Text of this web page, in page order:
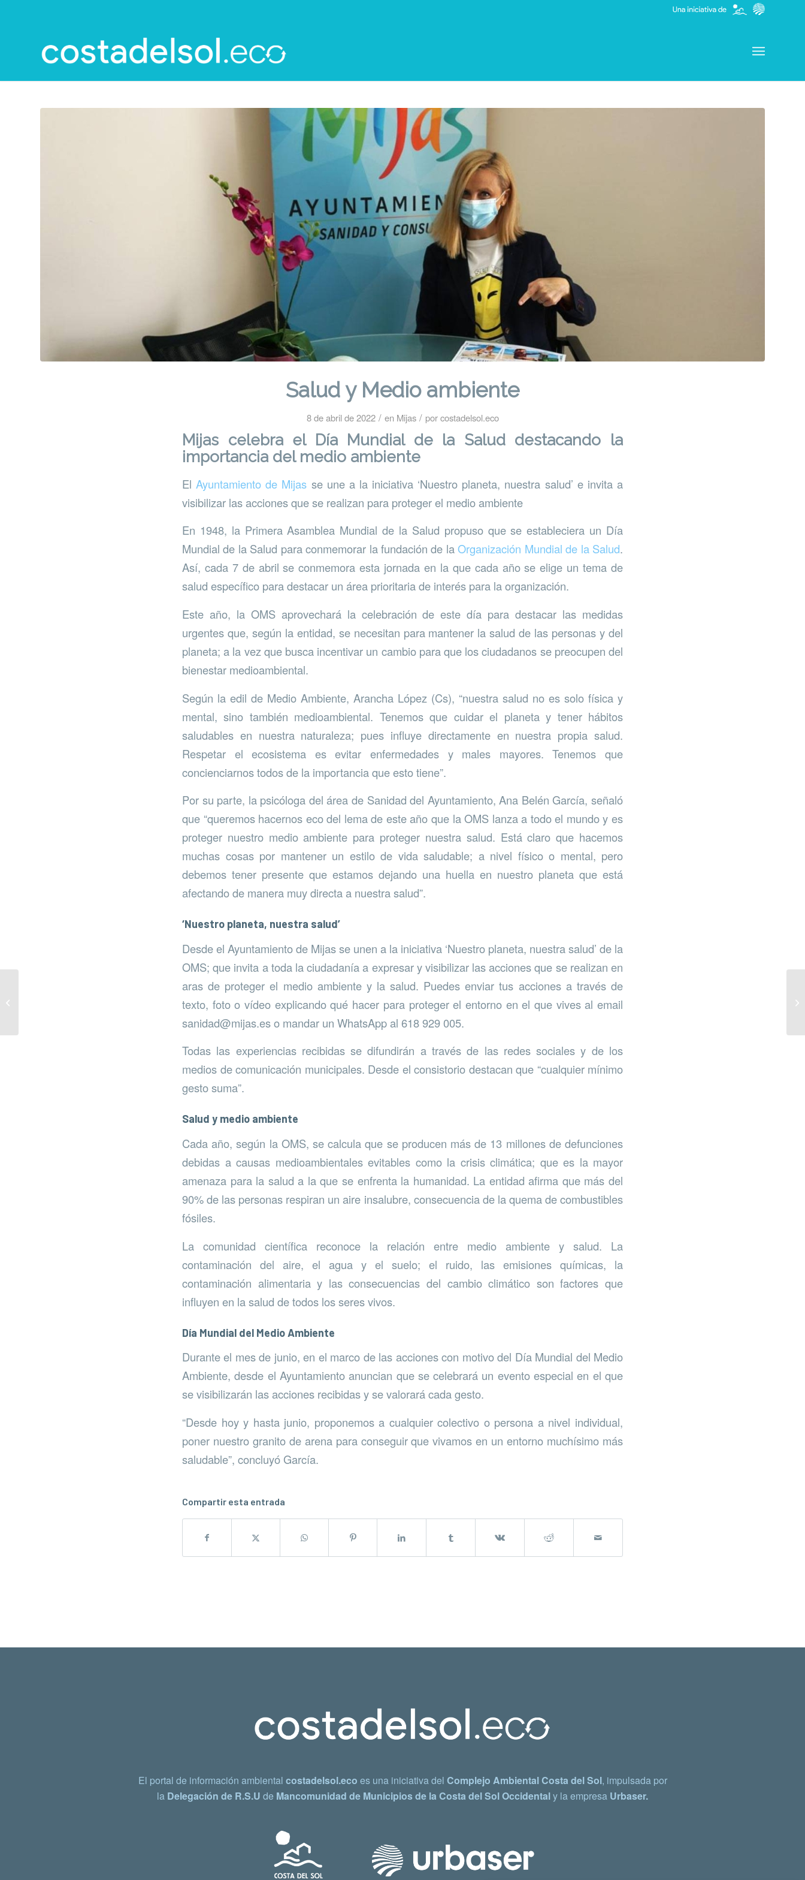
Salud y Medio ambiente
8 de abril de 2022 / en Mijas / porcostadelsol.eco
Mijas celebra el Día Mundial de la Salud destacando la
importancia del medio ambiente
ElAyuntamiento de Mijas se une a la iniciativa ‘Nuestro planeta, nuestra salud’ e invita a
visibilizar las acciones que se realizan para proteger el medio ambiente
En 1948, la Primera Asamblea Mundial de la Salud propuso que se estableciera un Día
Mundial de la Salud para conmemorar la fundación de laOrganización Mundial de la Salud.
Así, cada 7 de abril se conmemora esta jornada en la que cada año se elige un tema de
salud específico para destacar un área prioritaria de interés para la organización.
Este año, la OMS aprovechará la celebración de este día para destacar las medidas
urgentes que, según la entidad, se necesitan para mantener la salud de las personas y del
planeta; a la vez que busca incentivar un cambio para que los ciudadanos se preocupen del
bienestar medioambiental.
Según la edil de Medio Ambiente, Arancha López (Cs), “nuestra salud no es solo física y
mental, sino también medioambiental. Tenemos que cuidar el planeta y tener hábitos
saludables en nuestra naturaleza; pues influye directamente en nuestra propia salud.
Respetar el ecosistema es evitar enfermedades y males mayores. Tenemos que
concienciarnos todos de la importancia que esto tiene”.
Por su parte, la psicóloga del área de Sanidad del Ayuntamiento, Ana Belén García, señaló
que “queremos hacernos eco del lema de este año que la OMS lanza a todo el mundo y es
proteger nuestro medio ambiente para proteger nuestra salud. Está claro que hacemos
muchas cosas por mantener un estilo de vida saludable; a nivel físico o mental, pero
debemos tener presente que estamos dejando una huella en nuestro planeta que está
afectando de manera muy directa a nuestra salud”.
‘Nuestro planeta, nuestra salud’
Desde el Ayuntamiento de Mijas se unen a la iniciativa ‘Nuestro planeta, nuestra salud’ de la
OMS; que invita a toda la ciudadanía a expresar y visibilizar las acciones que se realizan en
aras de proteger el medio ambiente y la salud. Puedes enviar tus acciones a través de
texto, foto o vídeo explicando qué hacer para proteger el entorno en el que vives al email
sanidad@mijas.es o mandar un WhatsApp al 618 929 005.
Todas las experiencias recibidas se difundirán a través de las redes sociales y de los
medios de comunicación municipales. Desde el consistorio destacan que “cualquier mínimo
gesto suma”.
Salud y medio ambiente
Cada año, según la OMS, se calcula que se producen más de 13 millones de defunciones
debidas a causas medioambientales evitables como la crisis climática; que es la mayor
amenaza para la salud a la que se enfrenta la humanidad. La entidad afirma que más del
90% de las personas respiran un aire insalubre, consecuencia de la quema de combustibles
fósiles.
La comunidad científica reconoce la relación entre medio ambiente y salud. La
contaminación del aire, el agua y el suelo; el ruido, las emisiones químicas, la
contaminación alimentaria y las consecuencias del cambio climático son factores que
influyen en la salud de todos los seres vivos.
Día Mundial del Medio Ambiente
Durante el mes de junio, en el marco de las acciones con motivo del Día Mundial del Medio
Ambiente, desde el Ayuntamiento anuncian que se celebrará un evento especial en el que
se visibilizarán las acciones recibidas y se valorará cada gesto.
“Desde hoy y hasta junio, proponemos a cualquier colectivo o persona a nivel individual,
poner nuestro granito de arena para conseguir que vivamos en un entorno muchísimo más
saludable”, concluyó García.
Compartir esta entrada
El portal de información ambiental costadelsol.eco es una iniciativa del Complejo Ambiental Costa del Sol, impulsada por
la Delegación de R.S.U de Mancomunidad de Municipios de la Costa del Sol Occidentaly la empresa Urbaser.